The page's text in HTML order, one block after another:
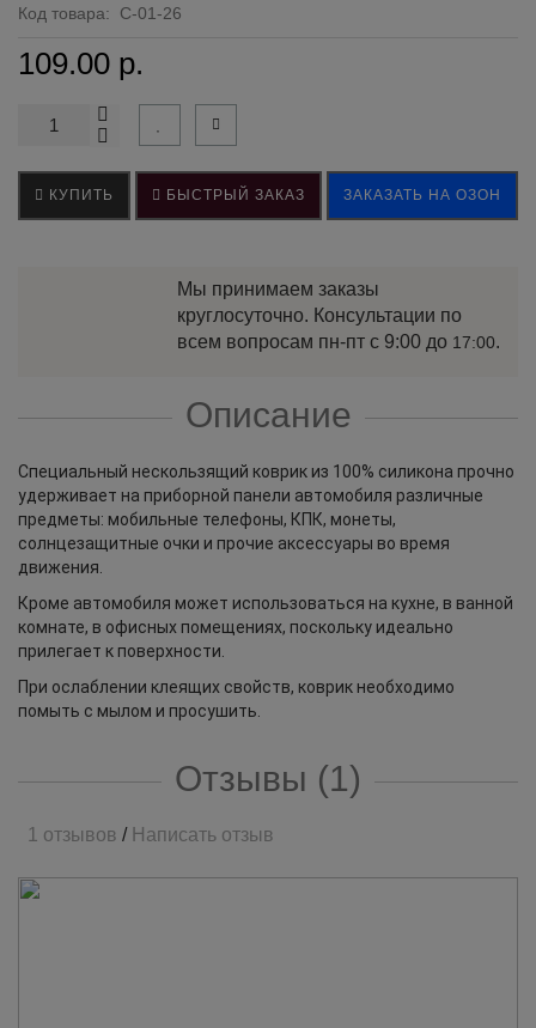
Код товара:
С-01-26
109.00 р.
КУПИТЬ БЫСТРЫЙ ЗАКАЗ ЗАКАЗАТЬ НА ОЗОН
Мы принимаем заказы
круглосуточно. Консультации по
всем вопросам пн-пт с 9:00 до 17:00.
Описание
Специальный нескользящий коврик из 100% силикона прочно
удерживает на приборной панели автомобиля различные
предметы: мобильные телефоны, КПК, монеты,
солнцезащитные очки и прочие аксессуары во время
движения.
Кроме автомобиля может использоваться на кухне, в ванной
комнате, в офисных помещениях, поскольку идеально
прилегает к поверхности.
При ослаблении клеящих свойств, коврик необходимо
помыть с мылом и просушить.
Отзывы (1)
1 отзывов / Написать отзыв